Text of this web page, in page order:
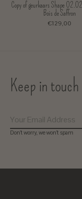
Copy of geurkaars Shape
Bois de Saffron
€129,00
Keep in touch
Don’t worry, we won’t spam